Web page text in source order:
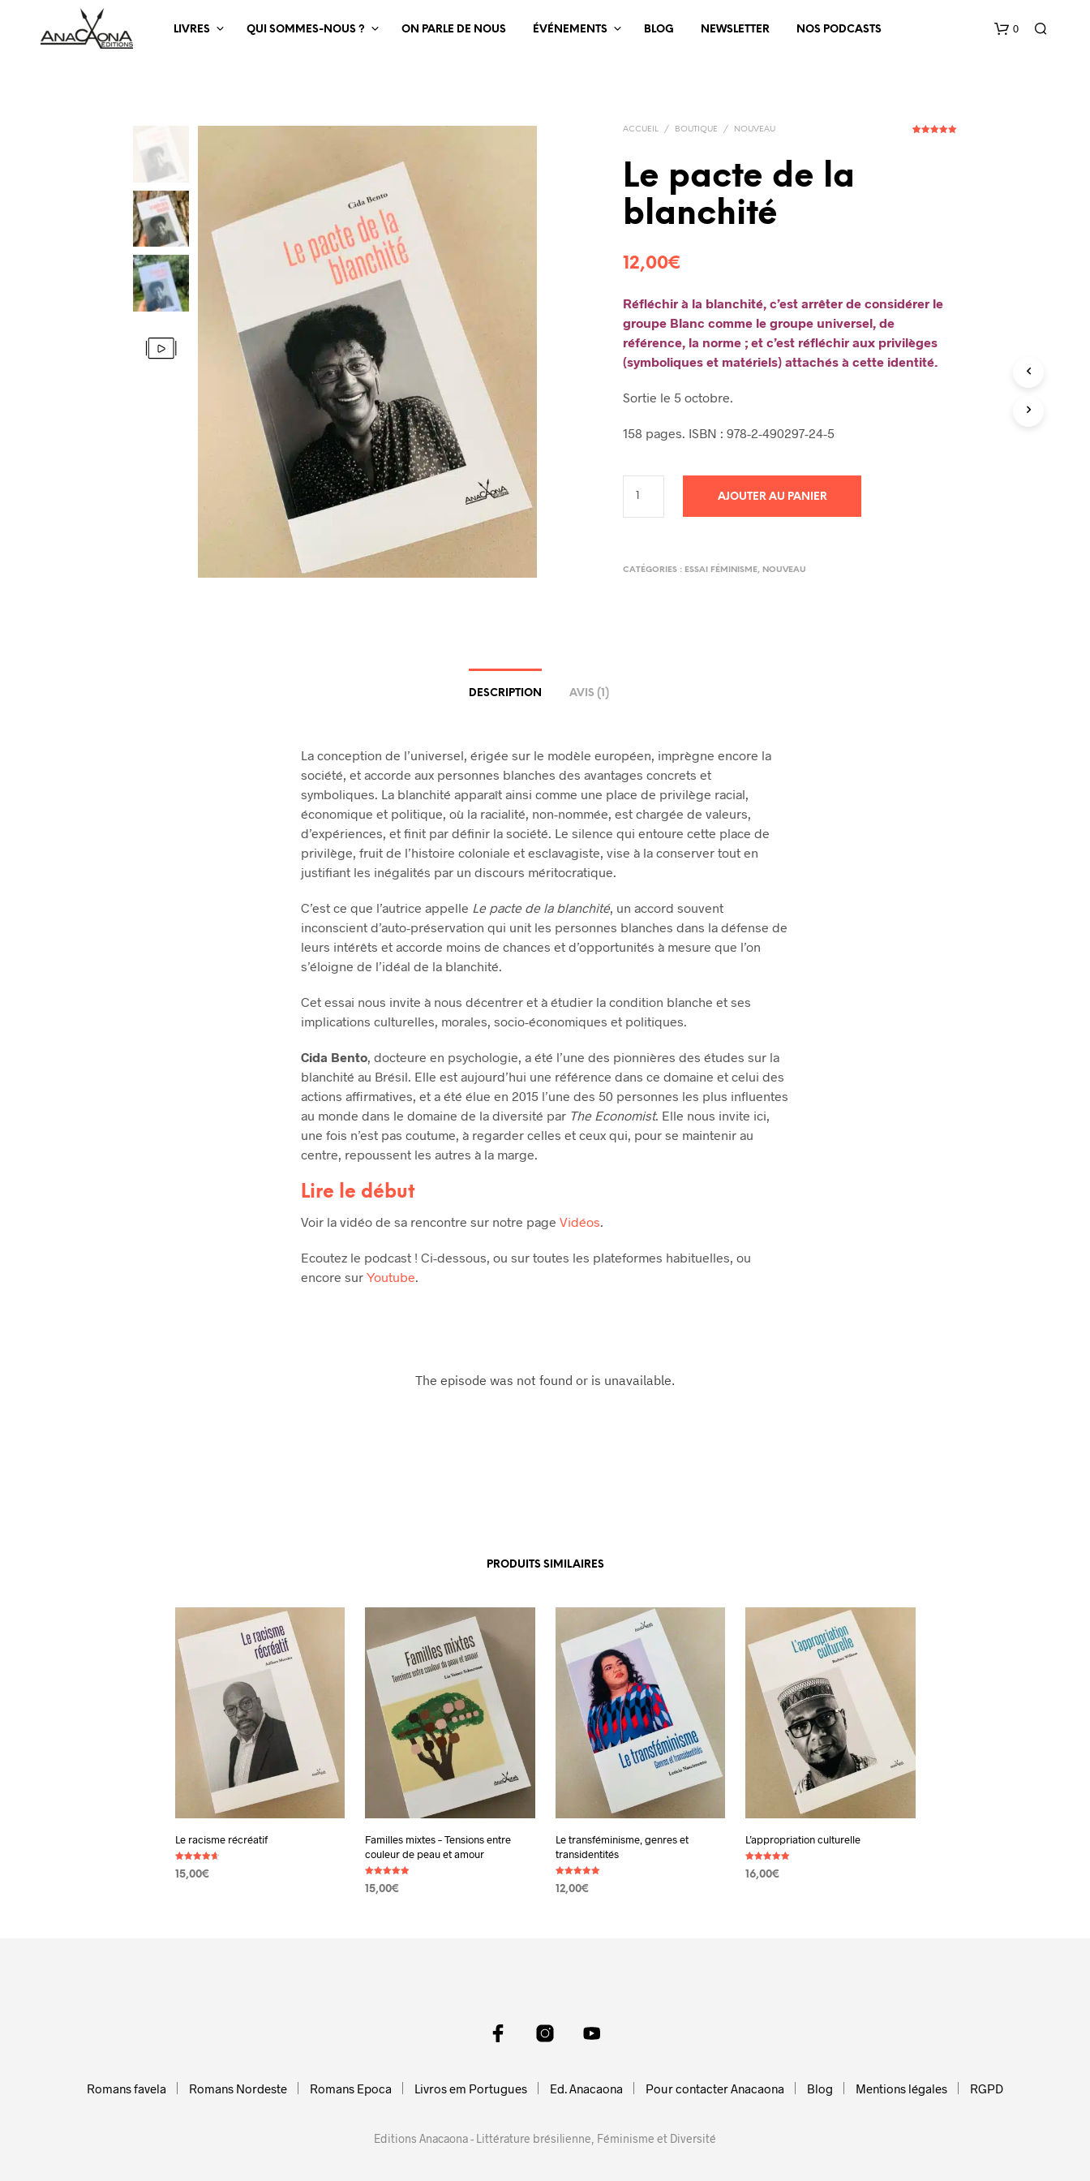
LIVRES QUI SOMMES-NOUS ? ON PARLE DE NOUS ÉVÉNEMENTS BLOG NEWSLETTER NOS PODCASTS 0
ACCUEIL / BOUTIQUE / NOUVEAU
Le pacte de la
blanchité
12,00€
Réfléchir à la blanchité, c’est arrêter de considérer le
groupe Blanc comme le groupe universel, de
référence, la norme ; et c’est réfléchir aux privilèges
(symboliques et matériels) attachés à cette identité.
Sortie le 5 octobre.
158 pages. ISBN : 978-2-490297-24-5
AJOUTER AU PANIER
CATÉGORIES : ESSAI FÉMINISME, NOUVEAU
DESCRIPTION AVIS (1)
La conception de l’universel, érigée sur le modèle européen, imprègne encore la
société, et accorde aux personnes blanches des avantages concrets et
symboliques. La blanchité apparaît ainsi comme une place de privilège racial,
économique et politique, où la racialité, non-nommée, est chargée de valeurs,
d’expériences, et finit par définir la société. Le silence qui entoure cette place de
privilège, fruit de l’histoire coloniale et esclavagiste, vise à la conserver tout en
justifiant les inégalités par un discours méritocratique.
C’est ce que l’autrice appelle Le pacte de la blanchité, un accord souvent
inconscient d’auto-préservation qui unit les personnes blanches dans la défense de
leurs intérêts et accorde moins de chances et d’opportunités à mesure que l’on
s’éloigne de l’idéal de la blanchité.
Cet essai nous invite à nous décentrer et à étudier la condition blanche et ses
implications culturelles, morales, socio-économiques et politiques.
Cida Bento , docteure en psychologie, a été l’une des pionnières des études sur la
blanchité au Brésil. Elle est aujourd’hui une référence dans ce domaine et celui des
actions affirmatives, et a été élue en 2015 l’une des 50 personnes les plus influentes
au monde dans le domaine de la diversité par The Economist. Elle nous invite ici,
une fois n’est pas coutume, à regarder celles et ceux qui, pour se maintenir au
centre, repoussent les autres à la marge.
Lire le début
Voir la vidéo de sa rencontre sur notre page Vidéos
Ecoutez le podcast ! Ci-dessous, ou sur toutes les plateformes habituelles, ou
encore sur Youtube
PRODUITS SIMILAIRES
Le racisme récréatif
Note
4.67
15,00€
Familles mixtes – Tensions entre
couleur de peau et amour
Note
5.00
15,00€
Le transféminisme, genres et
transidentités
Note
5.00
12,00€
L’appropriation culturelle
Note
5.00
16,00€
Romans favela Romans Nordeste Romans Epoca Livros em Portugues Ed. Anacaona Pour contacter Anacaona Blog Mentions légales RGPD
Editions Anacaona - Littérature brésilienne, Féminisme et Diversité